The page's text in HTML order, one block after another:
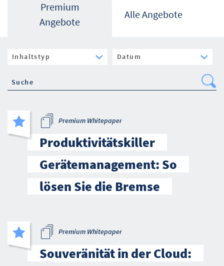
Premium
Angebote
Alle Angebote
Premium Whitepaper
Produktivitätskiller
Gerätemanagement: So
lösen Sie die Bremse
Premium Whitepaper
Souveränität in der Cloud: